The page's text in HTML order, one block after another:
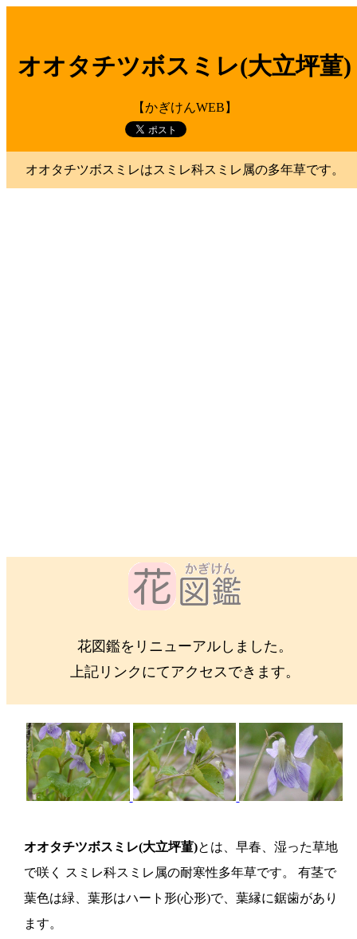
オオタチツボスミレ(大立坪菫)
【かぎけんWEB】
オオタチツボスミレはスミレ科スミレ属の多年草です。
花図鑑をリニューアルしました。
上記リンクにてアクセスできます。
オオタチツボスミレ(大立坪菫)とは、早春、湿った草地
で咲く スミレ科スミレ属の耐寒性多年草です。 有茎で
葉色は緑、葉形はハート形(心形)で、葉縁に鋸歯があり
ます。